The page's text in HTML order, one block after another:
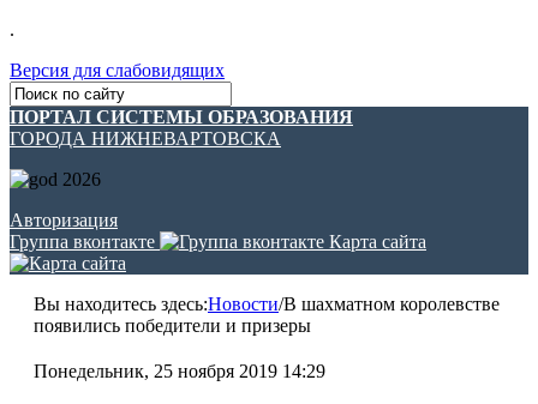
.
Версия для слабовидящих
ПОРТАЛ СИСТЕМЫ ОБРАЗОВАНИЯ
ГОРОДА НИЖНЕВАРТОВСКА
Авторизация
Группа вконтакте
Карта сайта
Вы находитесь здесь:Новости/В шахматном королевстве
появились победители и призеры
Понедельник, 25 ноября 2019 14:29